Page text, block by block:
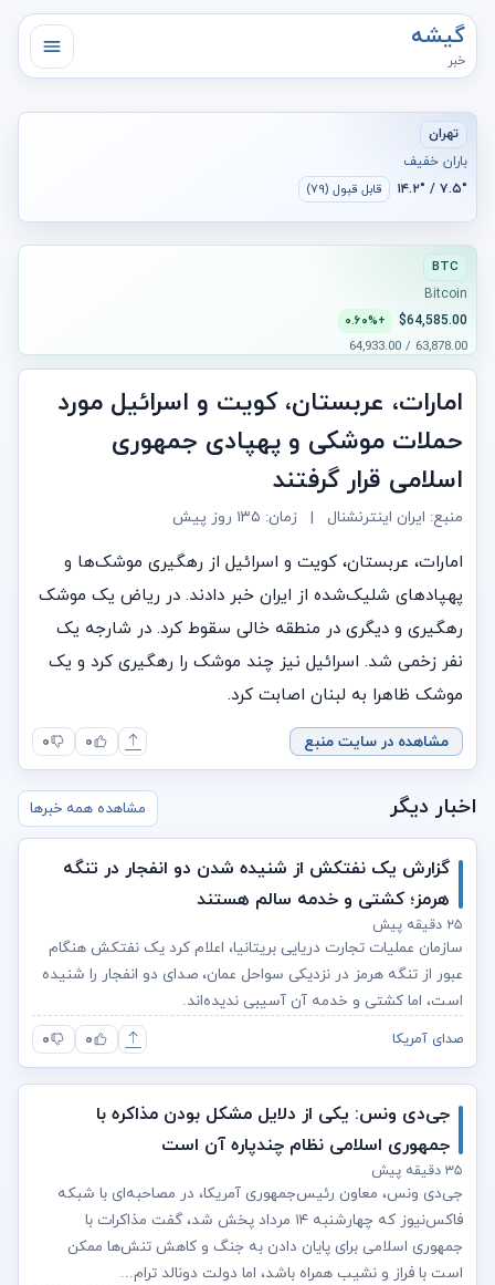
گیشه
خبر
تهران
باران خفیف
۷.۵° / ۱۴.۲° قابل قبول (۷۹)
BTC
Bitcoin
$64,585.00
+۰.۶۰%
63,878.00 / 64,933.00
امارات، عربستان، کویت و اسرائیل مورد
حملات موشکی و پهپادی جمهوری
اسلامی قرار گرفتند
منبع: ایران اینترنشنال | زمان: ۱۳۵ روز پیش
امارات، عربستان، کویت و اسرائیل از رهگیری موشک‌ها و
پهپادهای شلیک‌شده از ایران خبر دادند. در ریاض یک موشک
رهگیری و دیگری در منطقه خالی سقوط کرد. در شارجه یک
نفر زخمی شد. اسرائیل نیز چند موشک را رهگیری کرد و یک
موشک ظاهرا به لبنان اصابت کرد.
مشاهده در سایت منبع ۰ ۰
اخبار دیگر مشاهده همه خبرها
گزارش یک نفتکش از شنیده شدن دو انفجار در تنگه
هرمز؛ کشتی و خدمه سالم هستند
۲۵ دقیقه پیش
سازمان عملیات تجارت دریایی بریتانیا، اعلام کرد یک نفتکش هنگام
عبور از تنگه هرمز در نزدیکی سواحل عمان، صدای دو انفجار را شنیده
است، اما کشتی و خدمه آن آسیبی ندیده‌اند.
صدای آمریکا ۰ ۰
جی‌دی ونس: یکی از دلایل مشکل بودن مذاکره با
جمهوری اسلامی نظام چندپاره آن است
۳۵ دقیقه پیش
جی‌دی ونس، معاون رئیس‌جمهوری آمریکا، در مصاحبه‌ای با شبکه
فاکس‌نیوز که چهارشنبه ۱۴ مرداد پخش شد،‌ گفت مذاکرات با
جمهوری اسلامی برای پایان دادن به جنگ و کاهش تنش‌ها ممکن
است با فراز و نشیب همراه باشد، اما دولت دونالد ترام...